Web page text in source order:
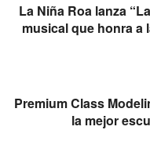
La Niña Roa lanza
musical que honra a
Premium Class
la mejor